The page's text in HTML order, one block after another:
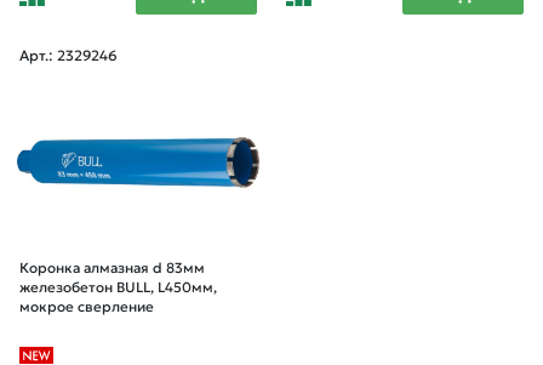
Арт.: 2329246
Коронка алмазная d 83мм
железобетон BULL, L450мм,
мокрое сверление